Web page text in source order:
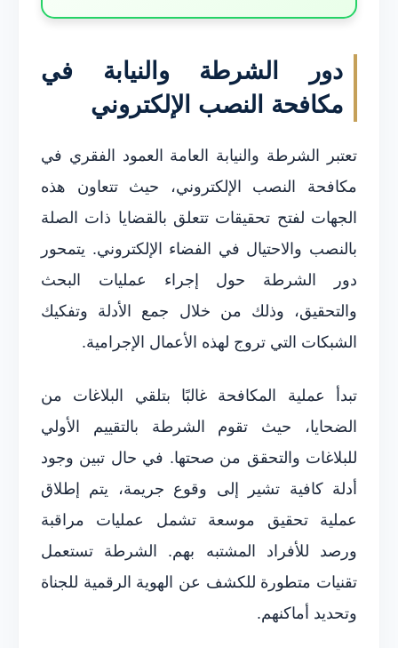
دور الشرطة والنيابة في
مكافحة النصب الإلكتروني
تعتبر الشرطة والنيابة العامة العمود الفقري في
مكافحة النصب الإلكتروني، حيث تتعاون هذه
الجهات لفتح تحقيقات تتعلق بالقضايا ذات الصلة
بالنصب والاحتيال في الفضاء الإلكتروني. يتمحور
دور الشرطة حول إجراء عمليات البحث
والتحقيق، وذلك من خلال جمع الأدلة وتفكيك
الشبكات التي تروج لهذه الأعمال الإجرامية.
تبدأ عملية المكافحة غالبًا بتلقي البلاغات من
الضحايا، حيث تقوم الشرطة بالتقييم الأولي
للبلاغات والتحقق من صحتها. في حال تبين وجود
أدلة كافية تشير إلى وقوع جريمة، يتم إطلاق
عملية تحقيق موسعة تشمل عمليات مراقبة
ورصد للأفراد المشتبه بهم. الشرطة تستعمل
تقنيات متطورة للكشف عن الهوية الرقمية للجناة
وتحديد أماكنهم.